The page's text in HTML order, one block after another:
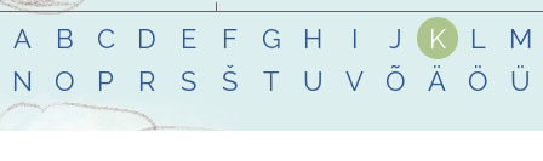
A B C D E F G H I J K L
M
N
O P R S Š T U V Õ Ä Ö Ü